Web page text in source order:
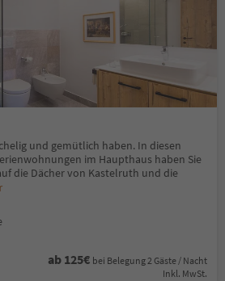
und gemütlich haben. In diesen
im Haupthaus haben Sie
die Dächer von Kastelruth und die
ab 125€ bei Belegung 2 Gäste / Nacht
Inkl. MwSt.